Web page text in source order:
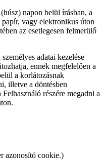
napon belül írásban, a
vagy elektronikus úton
az esetlegesen felmerülő
adatai kezelése
ennek megfelelően a
a korlátozásnak
illetve a döntésben
részére megadni a
azonosító cookie.)